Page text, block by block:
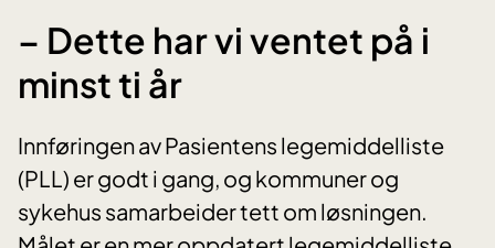
– Dette har vi ventet på i
minst ti år
Innføringen av Pasientens legemiddelliste
(PLL) er godt i gang, og kommuner og
sykehus samarbeider tett om løsningen.